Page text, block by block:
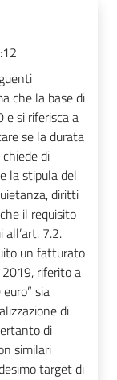
che la base di
e si riferisca a
se la durata
di
la stipula del
diritti
il requisito
7.2.
un fatturato
riferito a
sia
di
di
similari
target di